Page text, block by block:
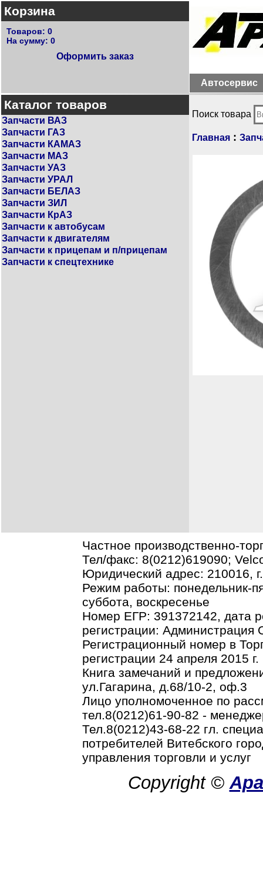
Корзина
Товаров: 0
На сумму: 0
Оформить заказ
Автосервис
Каталог товаров
Запчасти ВАЗ
Запчасти ГАЗ
Запчасти КАМАЗ
Запчасти МАЗ
Запчасти УАЗ
Запчасти УРАЛ
Запчасти БЕЛАЗ
Запчасти ЗИЛ
Запчасти КрАЗ
Запчасти к автобусам
Запчасти к двигателям
Запчасти к прицепам и п/прицепам
Запчасти к спецтехнике
Поиск товара
Главная :
Частное производственно-
Тел/факс: 8(0212)619090;
Юридический адрес: 210016,
Режим работы: понедельник-
суббота, воскресенье
Номер ЕГР: 391372142, дата
регистрации: Администрация
Регистрационный номер в
регистрации 24 апреля 2015 г.
Книга замечаний и
ул.Гагарина, д.68/10-2, оф.3
Лицо уполномоченное по
тел.8(0212)61-90-82 -
Тел.8(0212)43-68-22 гл.
потребителей Витебского
управления торговли и услуг
Copyright ©